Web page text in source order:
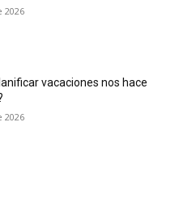
2026
vacaciones nos hace
2026